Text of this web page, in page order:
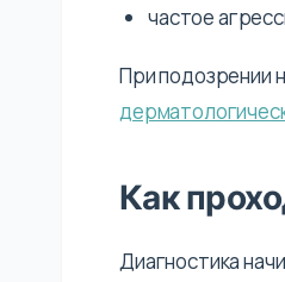
частое
При подозрении
Как
Диагностика